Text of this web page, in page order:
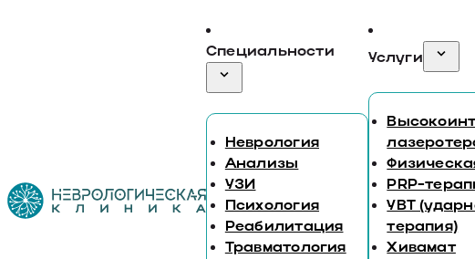
Специальности
Неврология
Анализы
УЗИ
Психология
Реабилитация
Травматология
Услуги
PRP-
УВТ
терапия)
Хивамат